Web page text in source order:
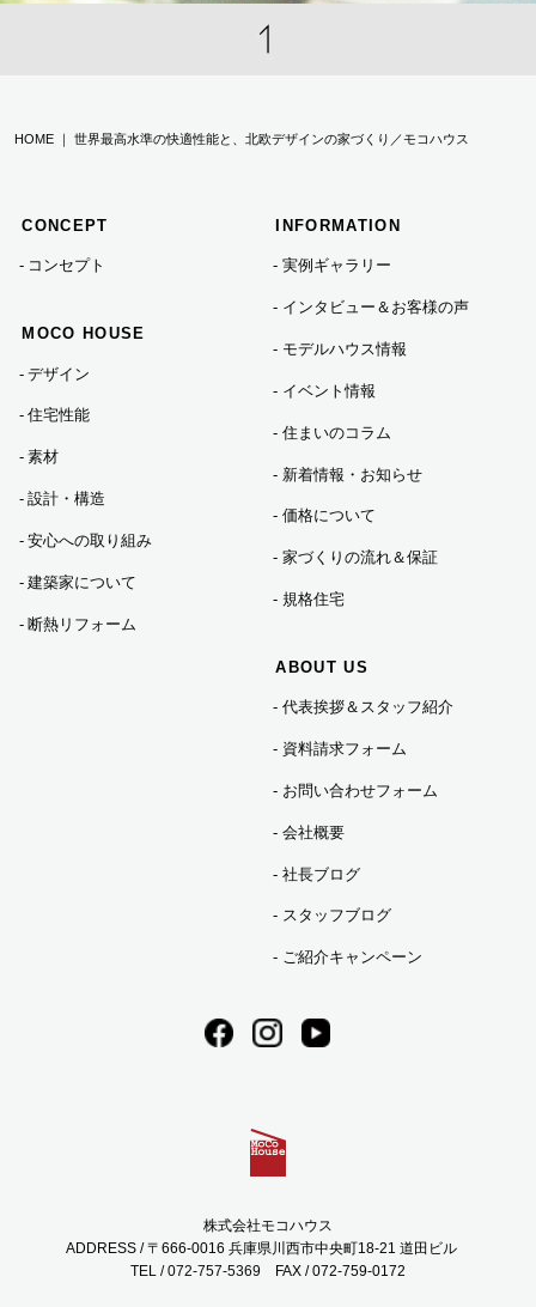
HOME ｜ 世界最高水準の快適性能と、北欧デザインの家づくり／モコハウス
CONCEPT
コンセプト
MOCO HOUSE
デザイン
住宅性能
素材
設計・構造
安心への取り組み
建築家について
断熱リフォーム
INFORMATION
実例ギャラリー
インタビュー＆お客様の声
モデルハウス情報
イベント情報
住まいのコラム
新着情報・お知らせ
価格について
家づくりの流れ＆保証
規格住宅
ABOUT US
代表挨拶＆スタッフ紹介
資料請求フォーム
お問い合わせフォーム
会社概要
社長ブログ
スタッフブログ
ご紹介キャンペーン
株式会社モコハウス
ADDRESS / 〒666-0016 兵庫県川西市中央町18-21 道田ビル
TEL / 072-757-5369 FAX / 072-759-0172